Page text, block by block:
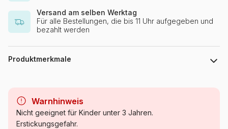
Versand am selben Werktag
Für alle Bestellungen, die bis 11 Uhr aufgegeben und
bezahlt werden
Produktmerkmale
Kategorie Collagenpuzzles
Warnhinweis
Nicht geeignet für Kinder unter 3 Jahren.
Erstickungsgefahr.